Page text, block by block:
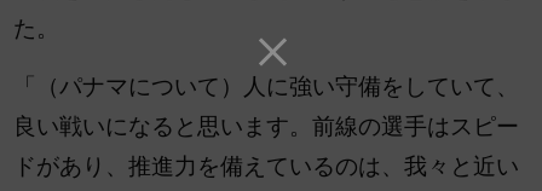
た。
「（パナマについて）人 に強い守備をしていて、
良い戦いになると思います。前線の選手はスピー
ドがあり、推進力を備えているのは、我々と近い